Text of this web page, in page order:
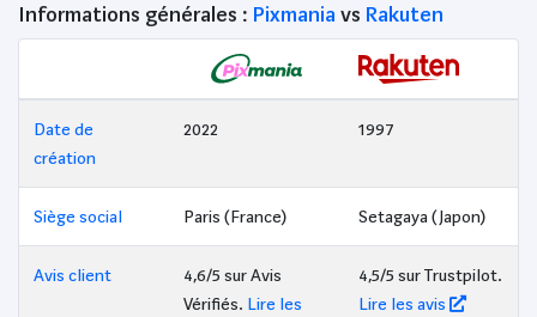
Informations générales : Pixmania vs Rakuten
Date de
création
2022 1997
Siège social Paris (France) Setagaya (Japon)
Avis client
4,6/5 sur Avis
Vérifiés. Lire les
4,5/5 sur Trustpilot.
Lire les avis